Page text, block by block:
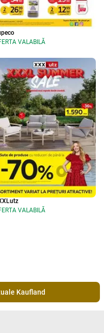
VALABILĂ
VALABILĂ
Kaufland